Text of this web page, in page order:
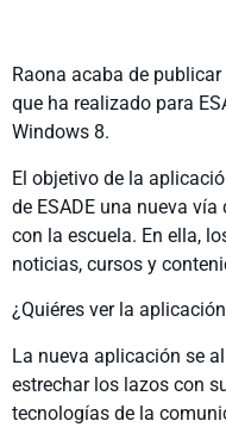
Raona acaba de
que ha realizado para
Windows 8.
El objetivo de la
de ESADE una nueva
con la escuela. En ella,
noticias, cursos y
¿Quiéres ver la
La nueva aplicación se
estrechar los lazos con
tecnologías de la